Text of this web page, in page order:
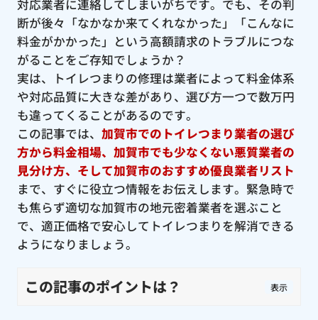
対応業者に連絡してしまいがちです。でも、その判
断が後々「なかなか来てくれなかった」「こんなに
料金がかかった」という高額請求のトラブルにつな
がることをご存知でしょうか？
実は、トイレつまりの修理は業者によって料金体系
や対応品質に大きな差があり、選び方一つで数万円
も違ってくることがあるのです。
この記事では、 加賀市でのトイレつまり業者の選び
方から料金相場、加賀市でも少なくない悪質業者の
見分け方、そして加賀市のおすすめ優良業者リスト
まで、すぐに役立つ情報をお伝えします。緊急時で
も焦らず適切な加賀市の地元密着業者を選ぶこと
で、適正価格で安心してトイレつまりを解消できる
ようになりましょう。
この記事のポイントは？ 表示